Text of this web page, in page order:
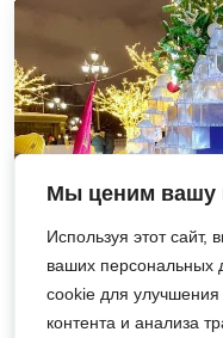
Мы ценим вашу
Используя этот сайт,
ваших персональных
cookie для
контента и анализа